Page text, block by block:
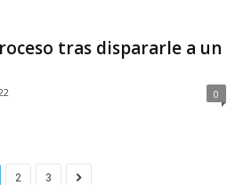
tras dispararle a un
0
2 3